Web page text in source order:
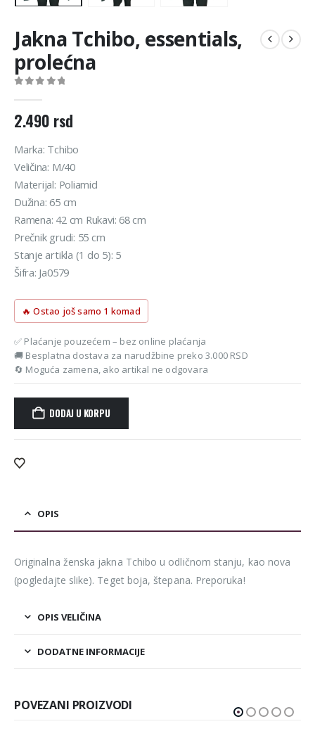
Jakna Tchibo, essentials,
prolećna
2.490 rsd
Marka: Tchibo
Veličina: M/40
Materijal: Poliamid
Dužina: 65 cm
Ramena: 42 cm Rukavi: 68 cm
Prečnik grudi: 55 cm
Stanje artikla (1 do 5): 5
Šifra: Ja0579
🔥 Ostao još samo 1 komad
✅ Plaćanje pouzećem – bez online plaćanja
🚚 Besplatna dostava za narudžbine preko 3.000 RSD
🔄 Moguća zamena, ako artikal ne odgovara
DODAJ U KORPU
Alternative:
OPIS
Originalna ženska jakna Tchibo u odličnom stanju, kao nova
(pogledajte slike). Teget boja, štepana. Preporuka!
OPIS VELIČINA
DODATNE INFORMACIJE
POVEZANI PROIZVODI